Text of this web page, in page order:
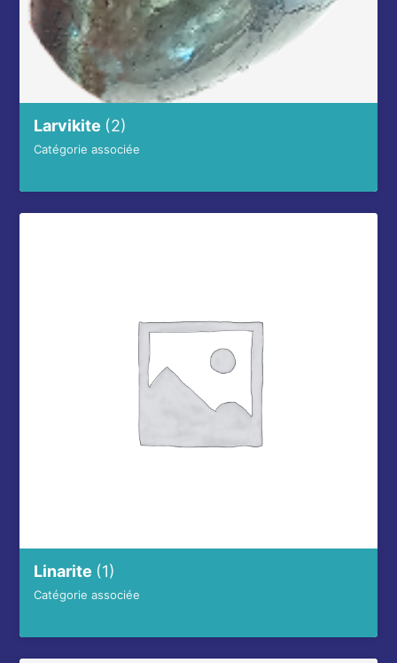
Larvikite (2)
Catégorie associée
Linarite (1)
Catégorie associée